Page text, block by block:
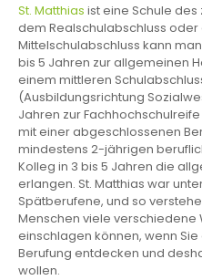
St. Matthias ist eine Schule
dem Realschulabschluss
Mittelschulabschluss kann
bis 5 Jahren zur allgemeinen
einem mittleren
(Ausbildungsrichtung
Jahren zur
mit einer abgeschlossenen
mindestens 2-jährigen
Kolleg in 3 bis 5 Jahren die
erlangen. St. Matthias war
Spätberufene, und so
Menschen viele verschiedene
einschlagen können, wenn
Berufung entdecken und
wollen.